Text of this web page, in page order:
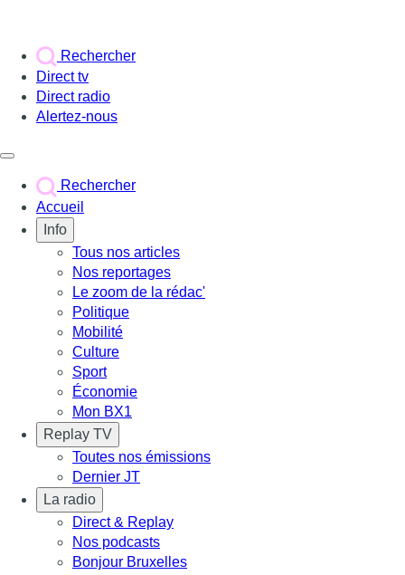
Rechercher
Direct tv
Direct radio
Alertez-nous
Rechercher
Accueil
Info
Tous nos articles
Nos reportages
Le zoom de la rédac'
Politique
Mobilité
Culture
Sport
Économie
Mon BX1
Replay TV
Toutes nos émissions
Dernier JT
La radio
Direct & Replay
Nos podcasts
Bonjour Bruxelles